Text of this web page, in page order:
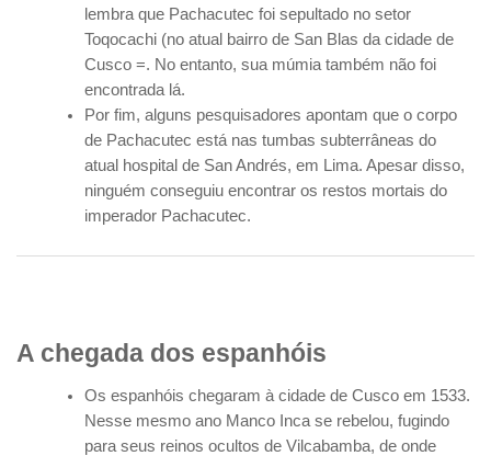
lembra que Pachacutec foi sepultado no setor
Toqocachi (no atual bairro de San Blas da cidade de
Cusco =. No entanto, sua múmia também não foi
encontrada lá.
Por fim, alguns pesquisadores apontam que o corpo
de Pachacutec está nas tumbas subterrâneas do
atual hospital de San Andrés, em Lima. Apesar disso,
ninguém conseguiu encontrar os restos mortais do
imperador Pachacutec.
A chegada dos espanhóis
Os espanhóis chegaram à cidade de Cusco em 1533.
Nesse mesmo ano Manco Inca se rebelou, fugindo
para seus reinos ocultos de Vilcabamba, de onde